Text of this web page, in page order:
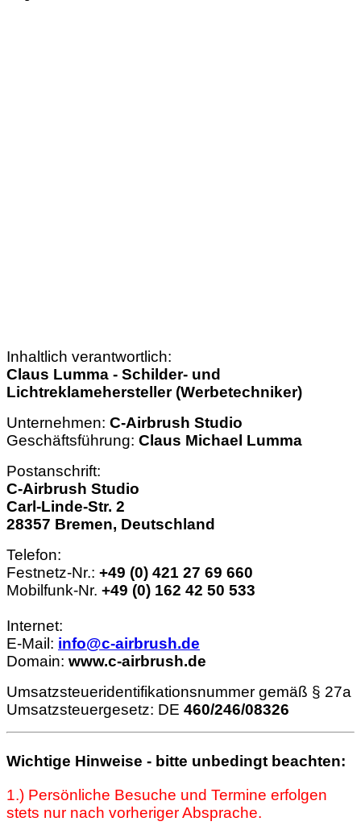
Inhaltlich verantwortlich:
Claus Lumma - Schilder- und
Lichtreklamehersteller (Werbetechniker)
Unternehmen: C-Airbrush Studio
Geschäftsführung: Claus Michael Lumma
Postanschrift:
C-Airbrush Studio
Carl-Linde-Str. 2
28357 Bremen, Deutschland
Telefon:
Festnetz-Nr.: +49 (0) 421 27 69 660
Mobilfunk-Nr. +49 (0) 162 42 50 533
Internet:
E-Mail: info@c-airbrush.de
Domain: www.c-airbrush.de
Umsatzsteueridentifikationsnummer gemäß § 27a
Umsatzsteuergesetz: DE 460/246/08326
Wichtige Hinweise - bitte unbedingt beachten:
1.) Persönliche Besuche und Termine erfolgen
stets nur nach vorheriger Absprache.